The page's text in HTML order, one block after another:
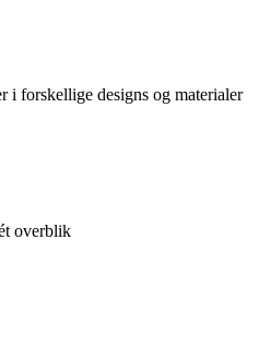
i forskellige designs og materialer
overblik